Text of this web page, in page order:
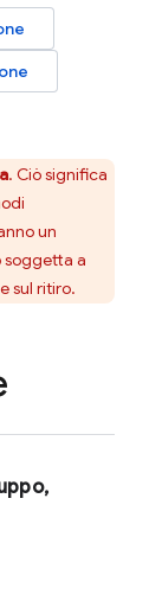
. Ciò significa
un
soggetta a
sul ritiro.